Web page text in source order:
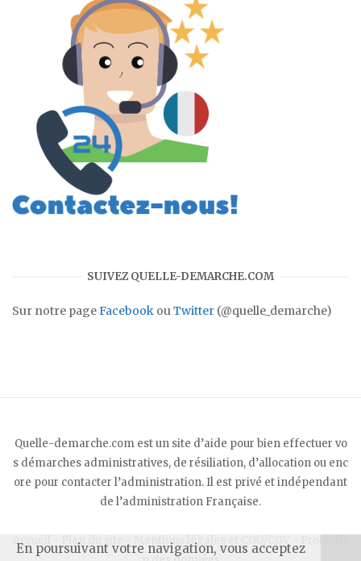
SUIVEZ QUELLE-DEMARCHE.COM
Sur notre pageFacebook ouTwitter (@quelle_demarche)
Quelle-demarche.com est un site d’aide pour bien effectuer vo
s démarches administratives, de résiliation, d’allocation ou enc
ore pour contacter l’administration. Il est privé et indépendant
de l’administration Française.
Accueil Plan du site Mentions légales et CGU/CGV
En poursuivant votre navigation, vous acceptez